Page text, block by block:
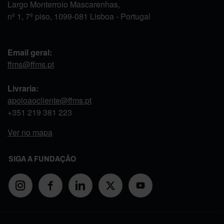
Largo Monterroio Mascarenhas,
nº 1, 7º piso, 1099-081 Lisboa - Portugal
Email geral:
ffms@ffms.pt
Livraria:
apoioaocliente@ffms.pt
+351 219 381 223
Ver no mapa
SIGA A FUNDAÇÃO